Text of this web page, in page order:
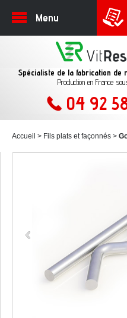
Menu
Spécialiste de la fabrication de
Production en France
04 92
Accueil Fils plats et façonnés